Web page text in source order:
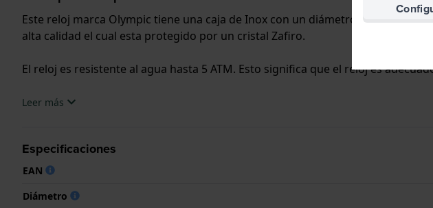
Este reloj marca Olympic tiene una caja de Inox con un diámetro de 40 mm y
alta calidad el cual esta protegido por un cristal Zafiro.
El reloj es resistente al agua hasta 5 ATM. Esto significa que el reloj es
.Leer más
Especificaciones
EAN
Diámetro